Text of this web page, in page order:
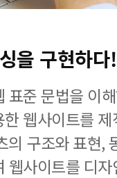
을 구현하다!
표준 문법을 이
웹사이트를
구조와 표현,
웹사이트를 디